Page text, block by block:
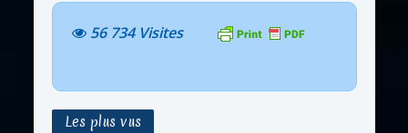
56 734 Visites
Les plus vus